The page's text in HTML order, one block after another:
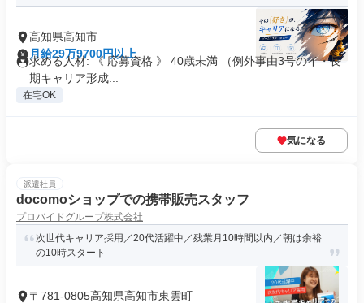
高知県高知市
月給29万9700円以上
求める人材: 《 応募資格 》 40歳未満 （例外事由3号のイ・長
期キャリア形成...
在宅OK
気になる
派遣社員
docomoショップでの携帯販売スタッフ
プロバイドグループ株式会社
次世代キャリア採用／20代活躍中／残業月10時間以内／朝は余裕
の10時スタート
〒781-0805高知県高知市東雲町